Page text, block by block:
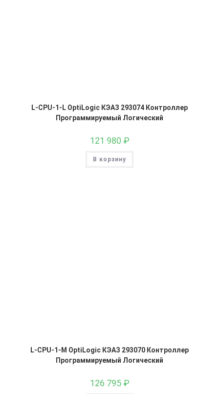
L-CPU-1-L OptiLogic КЭАЗ 293074 Контроллер
Программируемый Логический
121 980 ₽
В корзину
L-CPU-1-M OptiLogic КЭАЗ 293070 Контроллер
Программируемый Логический
126 795 ₽